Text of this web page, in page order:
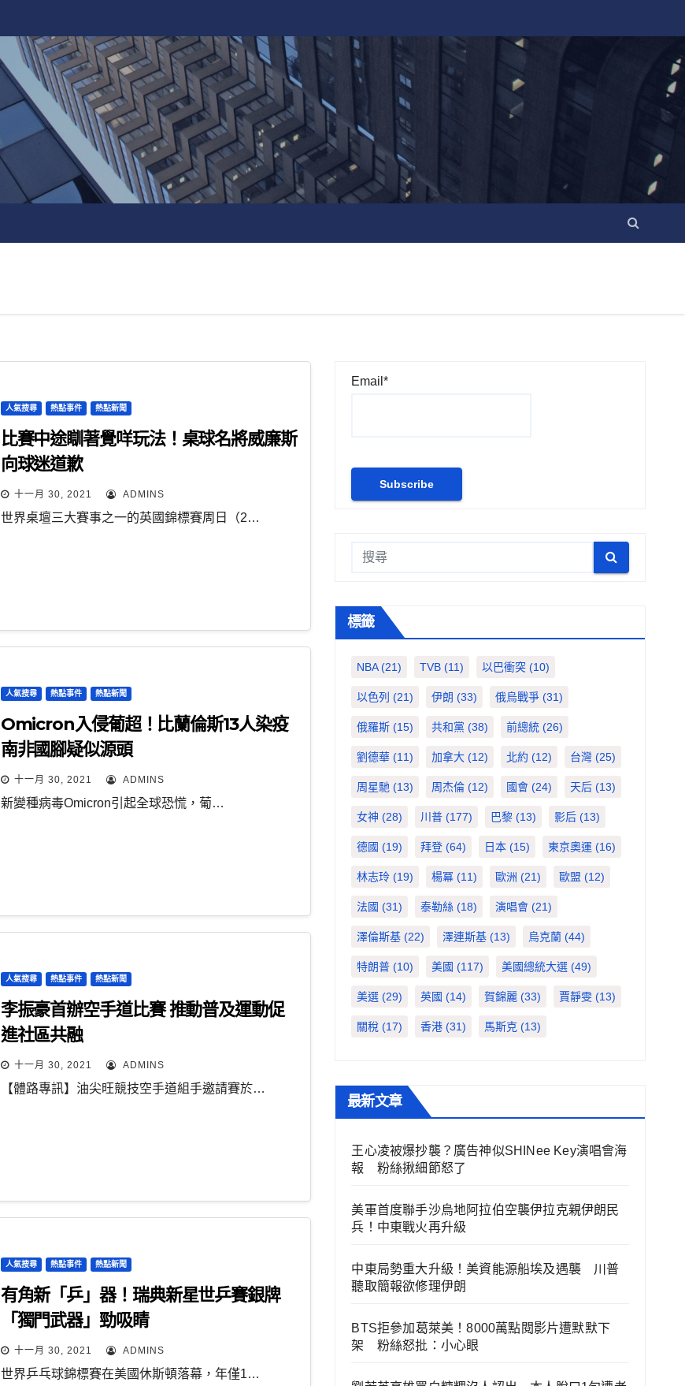
人氣搜尋 熱點事件 熱點新聞
比賽中途瞓著覺咩玩法！桌球名將威廉斯
向球迷道歉
十一月 30, 2021 ADMINS
世界桌壇三大賽事之一的英國錦標賽周日（2…
人氣搜尋 熱點事件 熱點新聞
Omicron入侵葡超！比蘭倫斯13人染疫
南非國腳疑似源頭
十一月 30, 2021 ADMINS
新變種病毒Omicron引起全球恐慌，葡…
人氣搜尋 熱點事件 熱點新聞
李振豪首辦空手道比賽 推動普及運動促
進社區共融
十一月 30, 2021 ADMINS
【體路專訊】油尖旺競技空手道組手邀請賽於…
人氣搜尋 熱點事件 熱點新聞
有角新「乒」器！瑞典新星世乒賽銀牌
「獨門武器」勁吸睛
十一月 30, 2021 ADMINS
世界乒乓球錦標賽在美國休斯頓落幕，年僅1…
Email*
標籤
NBA(21) TVB (11) 以巴衝突 (10)
以色列 (21) 伊朗 (33) 俄烏戰爭 (31)
俄羅斯 (15) 共和黨 (38) 前總統 (26)
劉德華 (11) 加拿大 (12) 北約 (12) 台灣 (25)
周星馳 (13) 周杰倫 (12) 國會 (24) 天后 (13)
女神 (28) 川普 (177) 巴黎 (13) 影后 (13)
德國 (19) 拜登 (64) 日本 (15) 東京奧運 (16)
林志玲 (19) 楊冪 (11) 歐洲 (21) 歐盟 (12)
法國 (31) 泰勒絲 (18) 演唱會 (21)
澤倫斯基 (22) 澤連斯基 (13) 烏克蘭 (44)
特朗普 (10) 美國 (117) 美國總統大選 (49)
美選 (29) 英國 (14) 賀錦麗 (33) 賈靜雯 (13)
關稅 (17) 香港 (31) 馬斯克 (13)
最新文章
王心凌被爆抄襲？廣告神似SHINee Key演唱會海
報 粉絲揪細節怒了
美軍首度聯手沙烏地阿拉伯空襲伊拉克親伊朗民
兵！中東戰火再升級
中東局勢重大升級！美資能源船埃及遇襲 川普
聽取簡報欲修理伊朗
BTS拒參加葛萊美！8000萬點閱影片遭默默下
架 粉絲怒批：小心眼